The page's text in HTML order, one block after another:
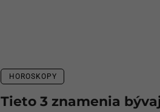
HOROSKOPY
Tieto 3 znamenia